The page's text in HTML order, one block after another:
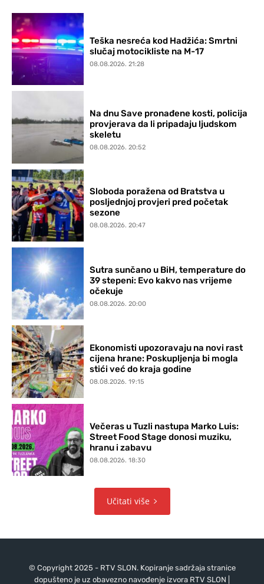
Teška nesreća kod Hadžića: Smrtni
slučaj motocikliste na M-17
08.08.2026. 21:28
Na dnu Save pronađene kosti, policija
provjerava da li pripadaju ljudskom
skeletu
08.08.2026. 20:52
Sloboda poražena od Bratstva u
posljednjoj provjeri pred početak
sezone
08.08.2026. 20:47
Sutra sunčano u BiH, temperature do
39 stepeni: Evo kakvo nas vrijeme
očekuje
08.08.2026. 20:00
Ekonomisti upozoravaju na novi rast
cijena hrane: Poskupljenja bi mogla
stići već do kraja godine
08.08.2026. 19:15
Večeras u Tuzli nastupa Marko Luis:
Street Food Stage donosi muziku,
hranu i zabavu
08.08.2026. 18:30
Učitati više
© Copyright 2025 - RTV SLON. Kopiranje sadržaja stranice
dopušteno je uz obavezno navođenje izvora RTV SLON |